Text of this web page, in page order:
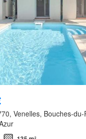
Venelles, Bouches-